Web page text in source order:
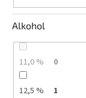
Víno
obsahu
Dárkové
Alkohol
11,0 % 0
12,5 % 1